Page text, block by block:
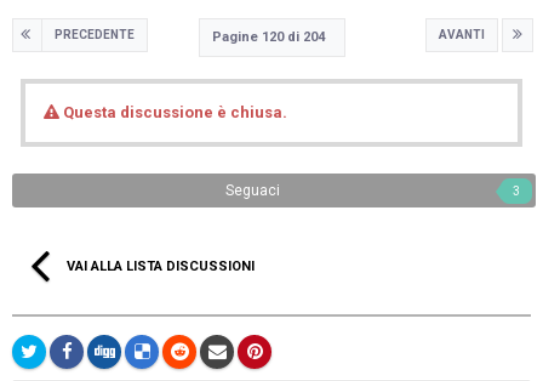
PRECEDENTE AVANTI
Pagine 120 di 204
Questa discussione è chiusa.
Seguaci 3
VAI ALLA LISTA DISCUSSIONI